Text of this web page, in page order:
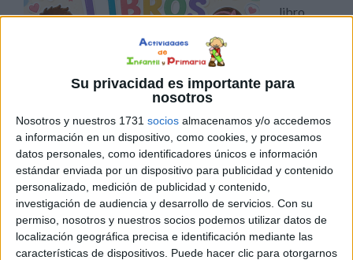
Su privacidad es importante para
nosotros
Nosotros y nuestros 1731 socios almacenamos y/o accedemos
a información en un dispositivo, como cookies, y procesamos
datos personales, como identificadores únicos e información
estándar enviada por un dispositivo para publicidad y contenido
personalizado, medición de publicidad y contenido,
investigación de audiencia y desarrollo de servicios. Con su
permiso, nosotros y nuestros socios podemos utilizar datos de
localización geográfica precisa e identificación mediante las
características de dispositivos. Puede hacer clic para otorgarnos
libro
hijas no
es fácil. Entre tantas novedades, colecciones y
propuestas editoriales, muchas familias se preguntan qué
lecturas pueden resultar realmente atractivas y
adecuadas para cada etapa. Para facilitar esta elección,
hemos preparado una selección de recomendaciones de
libros para las vacaciones organizadas por edades, con
propuestas […]